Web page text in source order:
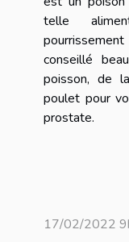
telle
conseillé
poisson, de
poulet pour
prostate.
17/02/2022